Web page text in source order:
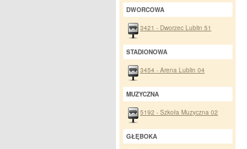
DWORCOWA
3421 - Dworzec Lublin 51
STADIONOWA
3454 - Arena Lublin 04
MUZYCZNA
5192 - Szkoła Muzyczna 02
GŁĘBOKA